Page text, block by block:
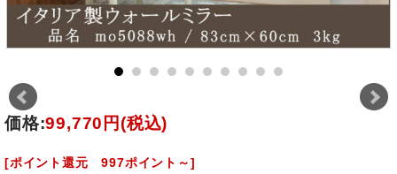
価格:99,770円 (税込)
[ポイント還元 997ポイント～]